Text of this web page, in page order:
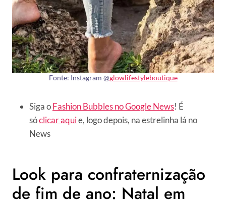
Fonte: Instagram @glowlifestyleboutique
Siga oFashion Bubbles no Google News! É
sóclicar aquie, logo depois, na estrelinha lá no
News
Look para confraternização
de fim de ano: Natal em